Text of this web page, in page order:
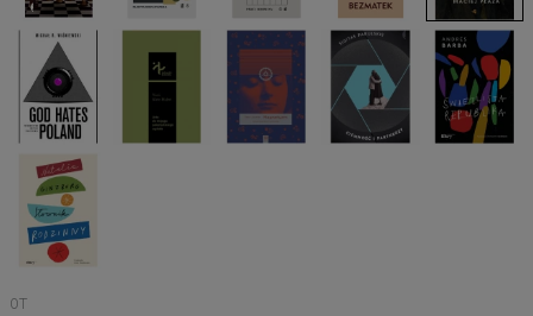
God
hates
Poland,
MICHAŁ
R.
WIŚNIEWSKI
Listy
mojego
palestyńskiego
sąsiada,
Yossi
Klein
Magnetyzm,
Petro
Jacenko
Ciemność
Partnerzy,
Sigitas
Parulskis
Świetlista
republika,
Andrés
Barba
Słownik
rodzinny,
Natalia
Ginzburg
OT